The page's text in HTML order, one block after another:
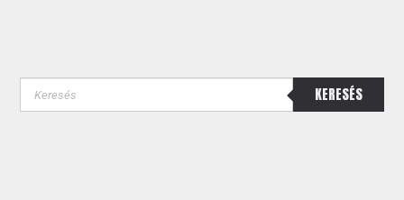
KERESÉS